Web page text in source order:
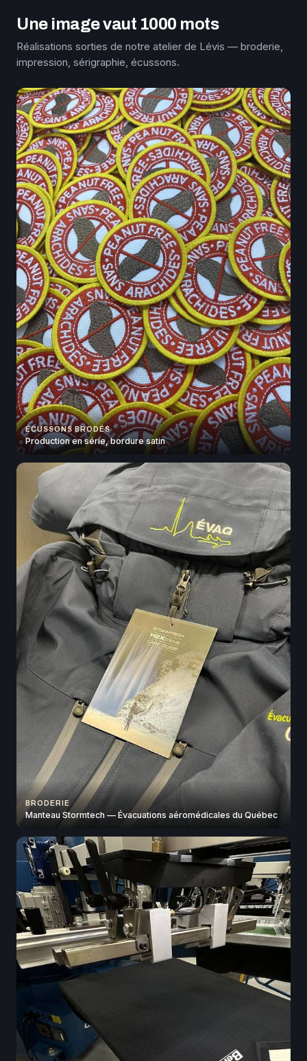
Une image vaut 1000 mots
Réalisations sorties de notre atelier de Lévis — broderie,
impression, sérigraphie, écussons.
ÉCUSSONS BRODÉS
Production en série, bordure satin
BRODERIE
Manteau Stormtech — Évacuations aéromédicales du Québec